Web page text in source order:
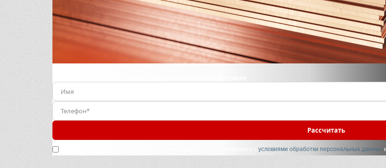
Рассчитать
Нажимая кнопку «Отправить», вы подтверждаете, что ознакомились сусловиями обработки персональных данных